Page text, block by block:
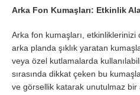
Arka Fon Kumaşları: Etkinlik
Arka fon kumaşları,
arka planda şıklık yaratan
veya özel kutlamalarda
sırasında dikkat çeken bu
ve görsellik katarak unutulmaz bir